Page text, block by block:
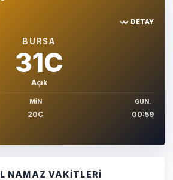
DETAY
BURSA
31C
Açık
MIN
20C
GUN.
00:59
NAMAZ VAKITLERI